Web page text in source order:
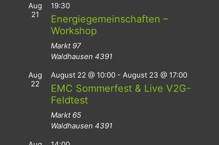
Aug
21
19:30
Energiegemeinschaften –
Workshop
Markt 97
Waldhausen 4391
Aug
22
August 22 @ 10:00 - August 23 @ 17:00
EMC Sommerfest & Live V2G-
Feldtest
Markt 65
Waldhausen 4391